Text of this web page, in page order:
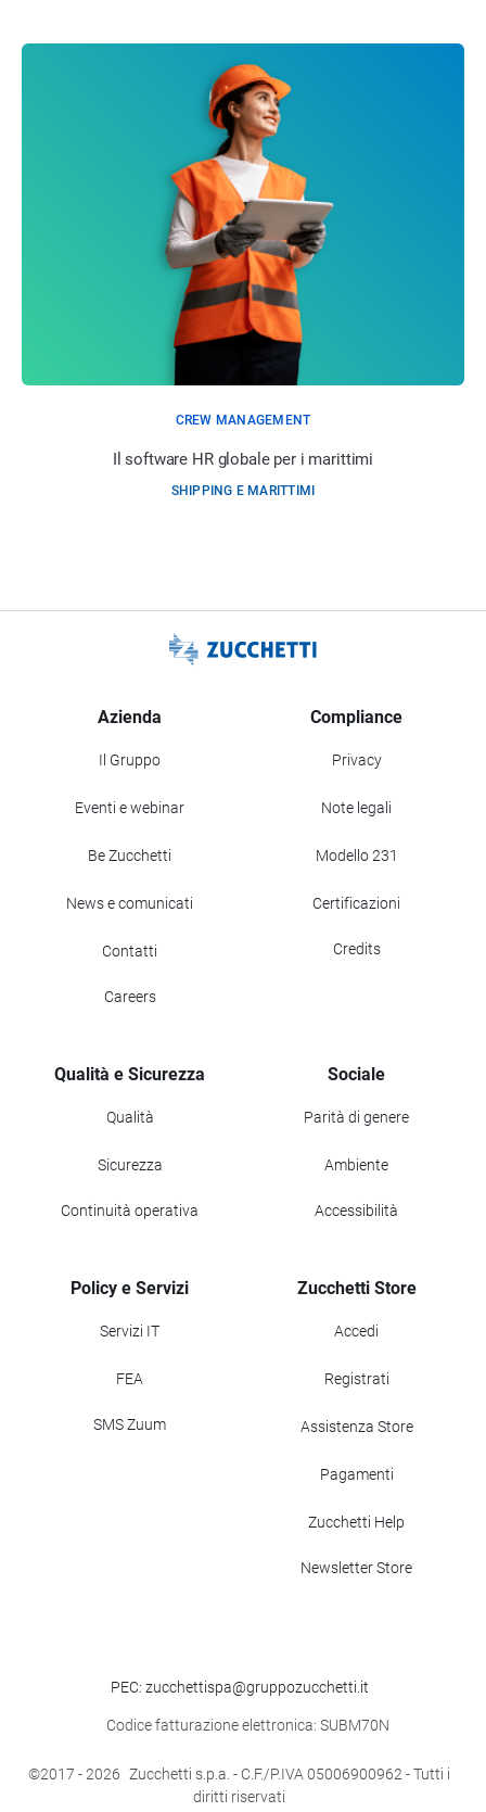
CREW MANAGEMENT
Il software HR globale per i marittimi
SHIPPING E MARITTIMI
Azienda
Il Gruppo
Eventi e webinar
Be Zucchetti
News e comunicati
Contatti
Careers
Compliance
Privacy
Note legali
Modello 231
Certificazioni
Credits
Qualità e Sicurezza
Qualità
Sicurezza
Continuità operativa
Sociale
Parità di genere
Ambiente
Accessibilità
Policy e Servizi
Servizi IT
FEA
SMS Zuum
Zucchetti Store
Accedi
Registrati
Assistenza Store
Pagamenti
Zucchetti Help
Newsletter Store
©2017- 2026 Zucchetti s.p.a. - C.F./P.IVA 05006900962 - Tutti i
diritti riservati
PEC: zucchettispa@gruppozucchetti.it
Codice fatturazione elettronica: SUBM70N